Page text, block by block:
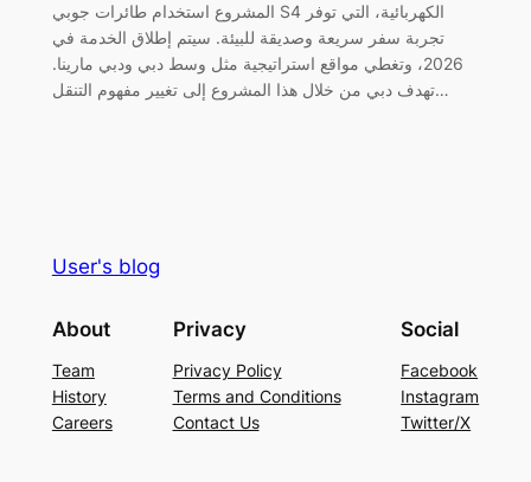
المشروع استخدام طائرات جوبي S4 الكهربائية، التي توفر
تجربة سفر سريعة وصديقة للبيئة. سيتم إطلاق الخدمة في
2026، وتغطي مواقع استراتيجية مثل وسط دبي ودبي مارينا.
تهدف دبي من خلال هذا المشروع إلى تغيير مفهوم التنقل…
User's blog
About
Team
History
Careers
Privacy
Privacy Policy
Terms and Conditions
Contact Us
Social
Facebook
Instagram
Twitter/X